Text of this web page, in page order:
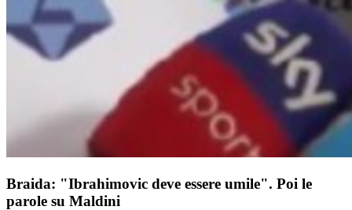
Braida: "Ibrahimovic deve essere umile". Poi le
parole su Maldini